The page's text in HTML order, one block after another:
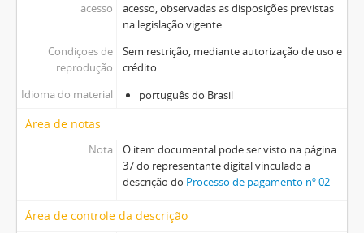
acesso
acesso, observadas as disposições previstas
na legislação vigente.
Condiçoes de
reprodução
Sem restrição, mediante autorização de uso e
crédito.
Idioma do material
português do Brasil
Área de notas
Nota
O item documental pode ser visto na página
37 do representante digital vinculado a
descrição do Processo de pagamento nº 02
Área de controle da descrição